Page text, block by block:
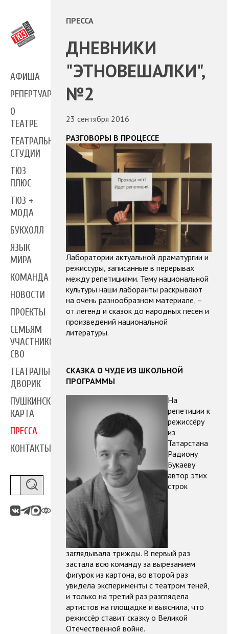
АФИША
РЕПЕРТУАР
О
ТЕАТРЕ
ТЕАТРАЛЬНЫЕ
СТУДИИ
ТЮЗ
ПЛЮС
ТЮЗ +
МОДА
БУКХОЛЛ
ЯЗЫК
МИРА
КОМАНДА
НОВОСТИ
ПРОЕКТЫ
СЕМЬЯМ
УЧАСТНИКОВ
СВО
ТЕАТРАЛЬНЫЙ
ДВОРИК
ПУШКИНСКАЯ
КАРТА
ПРЕССА
КОНТАКТЫ
ПРЕССА
ДНЕВНИКИ
"ЭТНОВЕШАЛКИ",
№2
23 сентября 2016
РАЗГОВОРЫ В ПРОЦЕССЕ
Лаборатории актуальной драматургии и
режиссуры, записанные в перерывах
между репетициями. Тему национальной
культуры наши лаборанты раскрывают
на очень разнообразном материале, –
от легенд и сказок до народных песен и
произведений национальной
литературы.
СКАЗКА О ЧУДЕ ИЗ ШКОЛЬНОЙ
ПРОГРАММЫ
На
репетиции к
режиссёру
из
Татарстана
Радиону
Букаеву
автор этих
строк
заглядывала трижды. В первый раз
застала всю команду за вырезанием
фигурок из картона, во второй раз
увидела эксперименты с театром теней,
и только на третий раз разглядела
артистов на площадке и выяснила, что
режиссёр ставит сказку о Великой
Отечественной войне.